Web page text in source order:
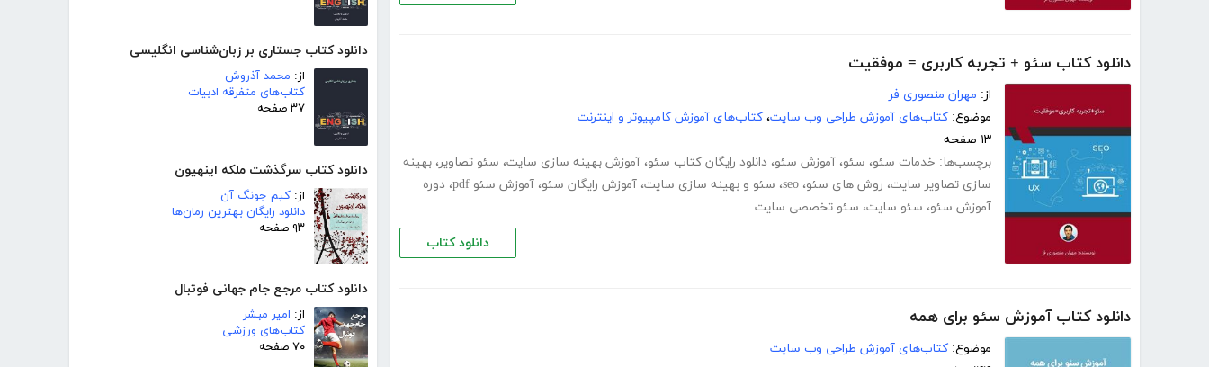
دانلود کتاب جستاری بر زبان‌شناسی انگلیسی
از: محمد آذروش
کتاب‌های متفرقه ادبیات
۳۷ صفحه
دانلود کتاب سرگذشت ملکه اینهیون
از: کیم جونگ آن
دانلود رایگان بهترین رمان‌ها
۹۳ صفحه
دانلود کتاب مرجع جام جهانی فوتبال
از: امیر مبشر
کتاب‌های ورزشی
۷۰ صفحه
دانلود کتاب سئو + تجربه کاربری = موفقیت
از: مهران منصوری فر
موضوع: کتاب‌های آموزش طراحی وب سایت، کتاب‌های آموزش کامپیوتر و اینترنت
۱۳ صفحه
برچسب‌ها: خدمات سئو، سئو، آموزش سئو، دانلود رایگان کتاب سئو، آموزش بهینه سازی سایت، سئو تصاویر، بهینه
سازی تصاویر سایت، روش های سئو، seo، سئو و بهینه سازی سایت، آموزش رایگان سئو، آموزش سئو pdf ، دوره
آموزش سئو، سئو سایت، سئو تخصصی سایت
دانلود کتاب
دانلود کتاب آموزش سئو برای همه
موضوع: کتاب‌های آموزش طراحی وب سایت